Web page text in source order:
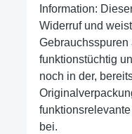
Information:
Widerruf und
Gebrauchsspuren
funktionstüchtig
noch in der,
bei.